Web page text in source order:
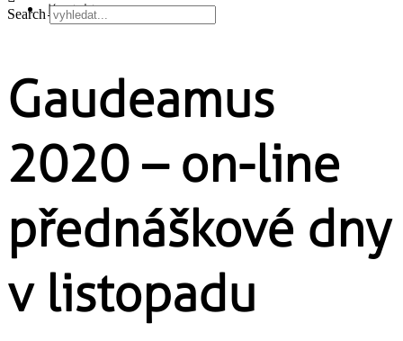
Kontakty
Search
Gaudeamus
2020 – on-line
přednáškové dny
v listopadu